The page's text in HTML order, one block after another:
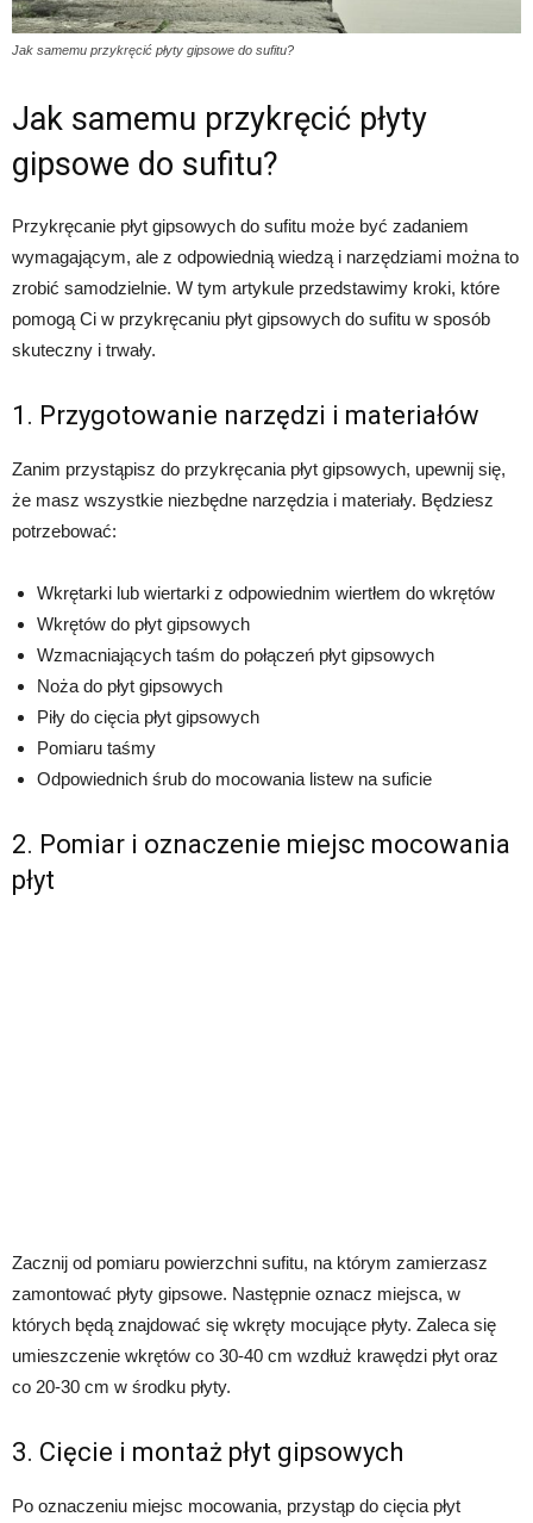
Jak samemu przykręcić płyty gipsowe do sufitu?
Jak samemu przykręcić płyty
gipsowe do sufitu?
Przykręcanie płyt gipsowych do sufitu może być zadaniem
wymagającym, ale z odpowiednią wiedzą i narzędziami można to
zrobić samodzielnie. W tym artykule przedstawimy kroki, które
pomogą Ci w przykręcaniu płyt gipsowych do sufitu w sposób
skuteczny i trwały.
1. Przygotowanie narzędzi i materiałów
Zanim przystąpisz do przykręcania płyt gipsowych, upewnij się,
że masz wszystkie niezbędne narzędzia i materiały. Będziesz
potrzebować:
Wkrętarki lub wiertarki z odpowiednim wiertłem do wkrętów
Wkrętów do płyt gipsowych
Wzmacniających taśm do połączeń płyt gipsowych
Noża do płyt gipsowych
Piły do cięcia płyt gipsowych
Pomiaru taśmy
Odpowiednich śrub do mocowania listew na suficie
2. Pomiar i oznaczenie miejsc mocowania
płyt
Zacznij od pomiaru powierzchni sufitu, na którym zamierzasz
zamontować płyty gipsowe. Następnie oznacz miejsca, w
których będą znajdować się wkręty mocujące płyty. Zaleca się
umieszczenie wkrętów co 30-40 cm wzdłuż krawędzi płyt oraz
co 20-30 cm w środku płyty.
3. Cięcie i montaż płyt gipsowych
Po oznaczeniu miejsc mocowania, przystąp do cięcia płyt